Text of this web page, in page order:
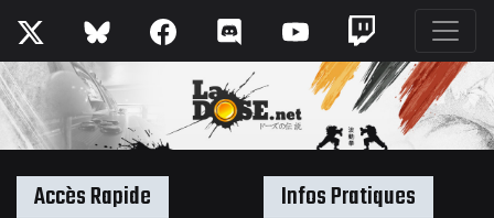
Accès Rapide Infos Pratiques